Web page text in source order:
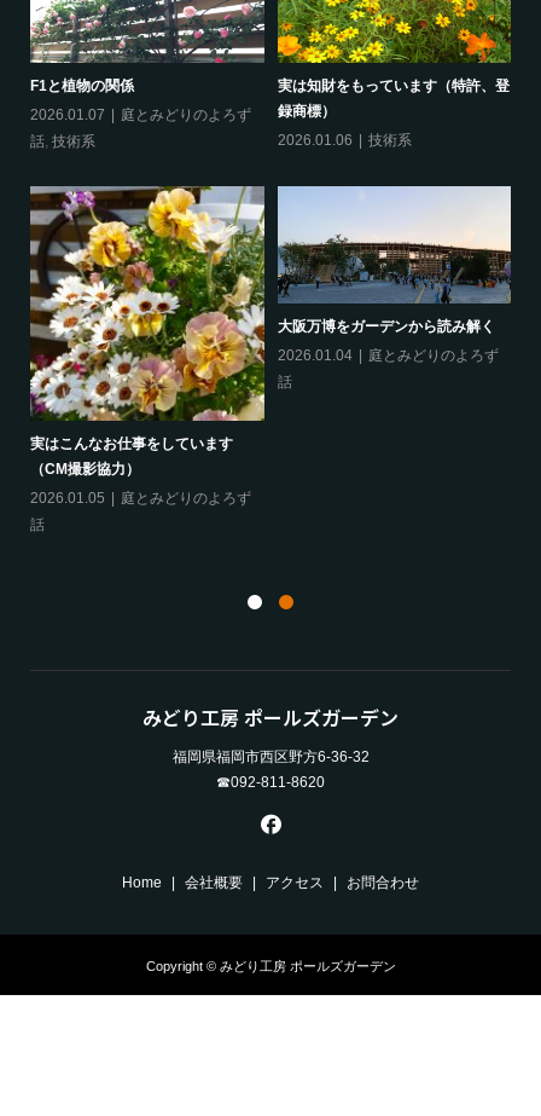
F1と植物の関係
2026.01.07
庭とみどりのよろず
話, 技術系
実は知財をもっています（特許、登
録商標）
2026.01.06
技術系
実はこんなお仕事をしています
（CM撮影協力）
2026.01.05
庭とみどりのよろず
話
大阪万博をガーデンから読み解く
2026.01.04
庭とみどりのよろず
話
みどり工房 ポールズガーデン
福岡県福岡市西区野方6-36-32
☎092-811-8620
Home 会社概要 アクセス お問合わせ
Copyright © みどり工房 ポールズガーデン